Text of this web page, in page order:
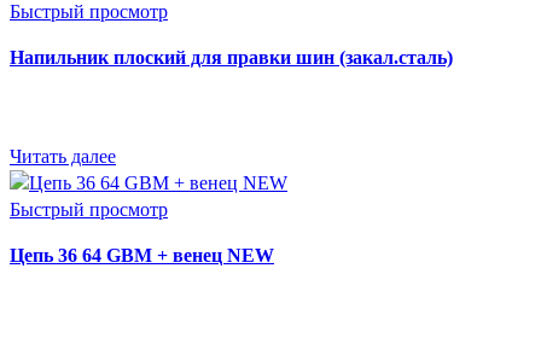
Быстрый просмотр
Напильник плоский для правки шин (закал.сталь)
Читать далее
Быстрый просмотр
Цепь 36 64 GBM + венец NEW